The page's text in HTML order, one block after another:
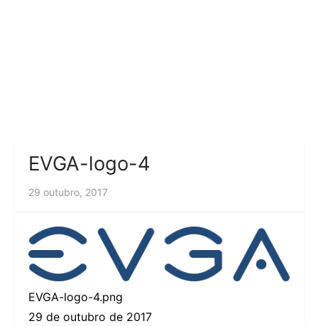
EVGA-logo-4
29 outubro, 2017
EVGA-logo-4.png
29 de outubro de 2017